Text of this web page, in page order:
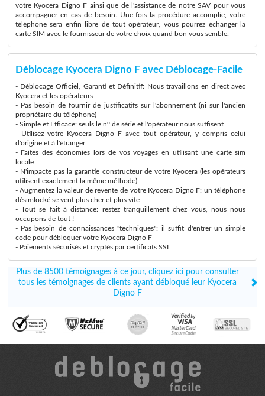
votre Kyocera Digno F ainsi que de l'assistance de notre SAV pour vous
accompagner en cas de besoin. Une fois la procédure accomplie, votre
téléphone sera enfin libre de tout opérateur, vous pourrez échanger la
carte SIM avec le fournisseur de votre choix quand bon vous semble.
Déblocage Kyocera Digno F avec Déblocage-Facile
- Déblocage Officiel, Garanti et Définitif: Nous travaillons en direct avec
Kyocera et les opérateurs
- Pas besoin de fournir de justificatifs sur l'abonnement (ni sur l'ancien
propriétaire du téléphone)
- Simple et Efficace: seuls le n° de série et l'opérateur nous suffisent
- Utilisez votre Kyocera Digno F avec tout opérateur, y compris celui
d'origine et à l'étranger
- Faites des économies lors de vos voyages en utilisant une carte sim
locale
- N'impacte pas la garantie constructeur de votre Kyocera (les opérateurs
utilisent exactement la même méthode)
- Augmentez la valeur de revente de votre Kyocera Digno F: un téléphone
désimlocké se vent plus cher et plus vite
- Tout se fait à distance: restez tranquillement chez vous, nous nous
occupons de tout !
- Pas besoin de connaissances "techniques": il suffit d'entrer un simple
code pour débloquer votre Kyocera Digno F
- Paiements sécurisés et cryptés par certificats SSL
Plus de 8500 témoignages à ce jour, cliquez ici pour consulter
tous les témoignages de clients ayant débloqué leur Kyocera
Digno F